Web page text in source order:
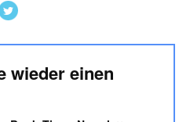
wieder einen